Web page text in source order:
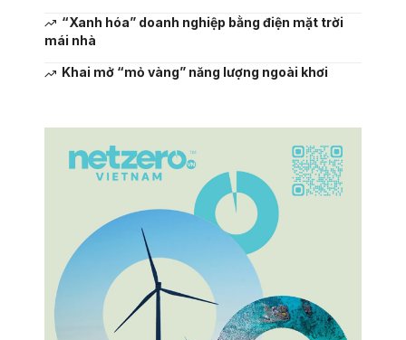
“Xanh hóa” doanh nghiệp bằng điện mặt trời
mái nhà
Khai mở “mỏ vàng” năng lượng ngoài khơi